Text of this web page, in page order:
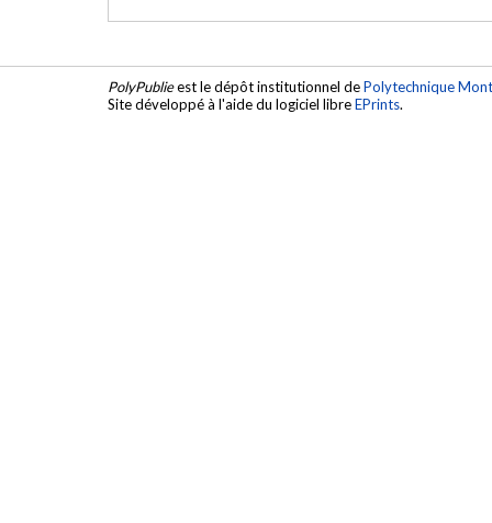
PolyPublieest le dépôt institutionnel dePolytechnique
Site développé à l'aide du logiciel libreEPrints.